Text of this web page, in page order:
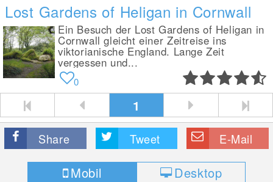
Lost Gardens of Heligan in Cornwall
Ein Besuch der Lost Gardens of Heligan in
Cornwall gleicht einer Zeitreise ins
viktorianische England. Lange Zeit
vergessen und...
0
1
Share Tweet E-Mail
Mobil Desktop